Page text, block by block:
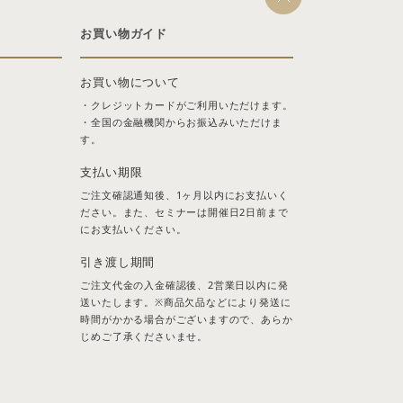
お買い物ガイド
お買い物について
・クレジットカードがご利用いただけます。
・全国の金融機関からお振込みいただけま
す。
支払い期限
ご注文確認通知後、1ヶ月以内にお支払いく
ださい。また、セミナーは開催日2日前まで
にお支払いください。
引き渡し期間
ご注文代金の入金確認後、2営業日以内に発
送いたします。※商品欠品などにより発送に
時間がかかる場合がございますので、あらか
じめご了承くださいませ。